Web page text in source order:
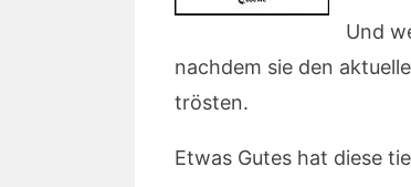
Und
nachdem sie den
trösten.
Etwas Gutes hat diese